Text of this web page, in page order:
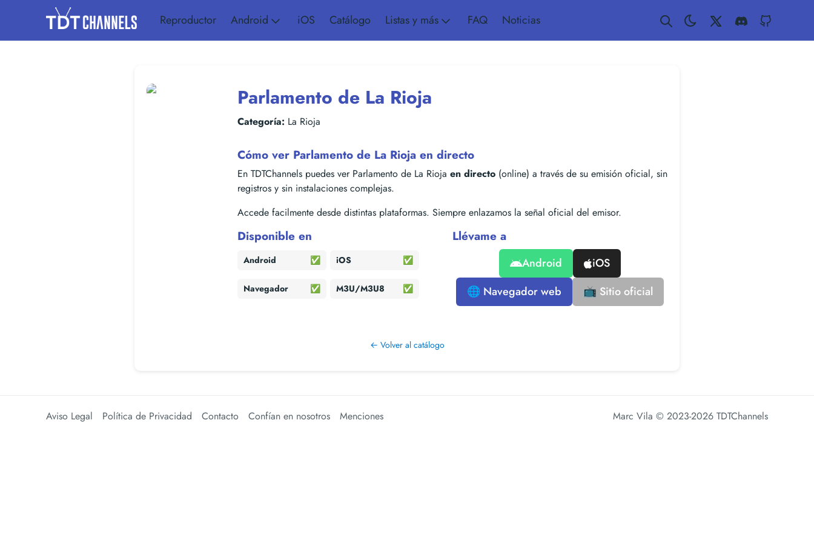
Reproductor Android iOS Catálogo Listas y más FAQ Noticias Twitter Discord
Parlamento de La Rioja
Categoría: La Rioja
Cómo ver Parlamento de La Rioja en directo
En TDTChannels puedes ver Parlamento de La Rioja en directo (online) a través de su emisión oficial, sin
registros y sin instalaciones complejas.
Accede facilmente desde distintas plataformas. Siempre enlazamos la señal oficial del emisor.
Disponible en
Android ✅ iOS ✅
Navegador ✅ M3U/M3U8 ✅
Llévame a
Android
iOS
🌐 Navegador web
📺 Sitio oficial
← Volver al catálogo
Aviso Legal Política de Privacidad Contacto Confían en nosotros Menciones Marc Vila © 2023-2026 TDTChannels